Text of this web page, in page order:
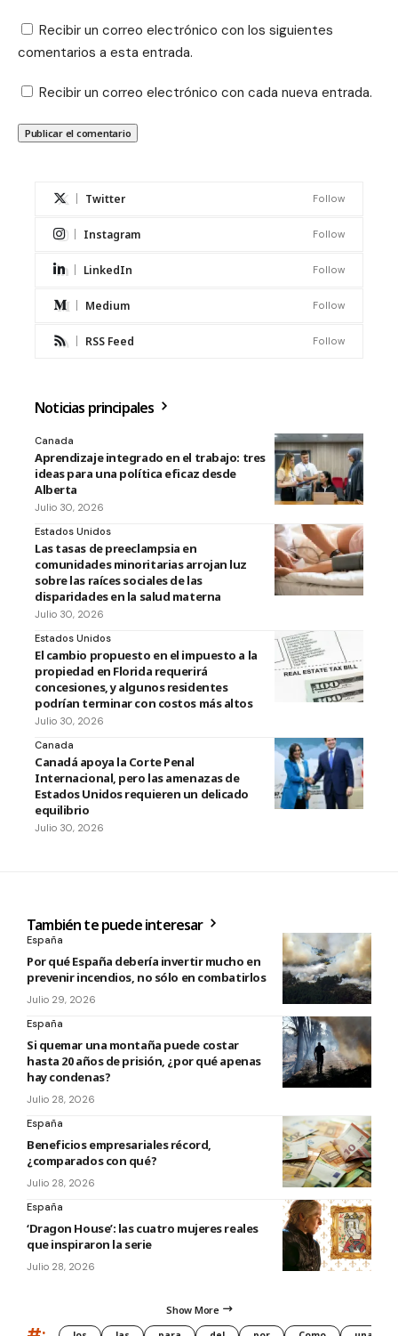
Recibir un correo electrónico con los siguientes
comentarios a esta entrada.
Recibir un correo electrónico con cada nueva entrada.
Twitter Follow
Instagram Follow
LinkedIn Follow
Medium Follow
RSS Feed Follow
Noticias principales
Canada
Aprendizaje integrado en el trabajo: tres
ideas para una política eficaz desde
Alberta
Julio 30, 2026
Estados Unidos
Las tasas de preeclampsia en
comunidades minoritarias arrojan luz
sobre las raíces sociales de las
disparidades en la salud materna
Julio 30, 2026
Estados Unidos
El cambio propuesto en el impuesto a la
propiedad en Florida requerirá
concesiones, y algunos residentes
podrían terminar con costos más altos
Julio 30, 2026
Canada
Canadá apoya la Corte Penal
Internacional, pero las amenazas de
Estados Unidos requieren un delicado
equilibrio
Julio 30, 2026
También te puede interesar
España
Por qué España debería invertir mucho en
prevenir incendios, no sólo en combatirlos
Julio 29, 2026
España
Si quemar una montaña puede costar
hasta 20 años de prisión, ¿por qué apenas
hay condenas?
Julio 28, 2026
España
Beneficios empresariales récord,
¿comparados con qué?
Julio 28, 2026
España
‘Dragon House’: las cuatro mujeres reales
que inspiraron la serie
Julio 28, 2026
Show More